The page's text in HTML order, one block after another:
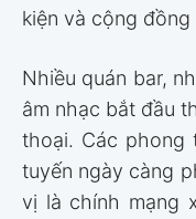
kiện và cộng đồng
Nhiều quán bar,
âm nhạc bắt đầu
thoại. Các phong
tuyến ngày càng
vị là chính mạng